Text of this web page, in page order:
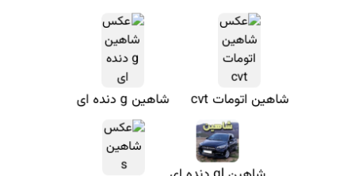
شاهین اتومات cvt شاهین g دنده ای